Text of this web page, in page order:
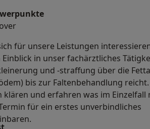
für unsere Leistungen
in unser fachärztliches
und -straffung über die
bis zur Faltenbehandlung
klären und erfahren was im Einzelfall
für ein erstes unverbindliches